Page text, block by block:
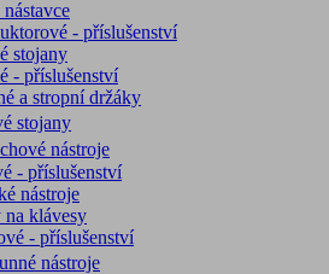
- příslušenství
stojany
- příslušenství
a stropní držáky
stojany
nástroje
- příslušenství
nástroje
na klávesy
- příslušenství
nástroje